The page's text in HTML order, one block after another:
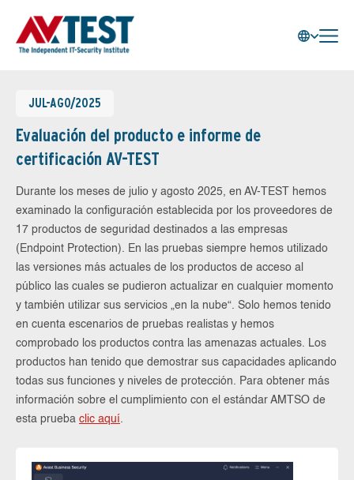
JUL-AGO/2025
Evaluación del producto e informe de
certificación AV-TEST
Durante los meses de julio y agosto 2025, en AV-TEST hemos
examinado la configuración establecida por los proveedores de
17 productos de seguridad destinados a las empresas
(Endpoint Protection). En las pruebas siempre hemos utilizado
las versiones más actuales de los productos de acceso al
público las cuales se pudieron actualizar en cualquier momento
y también utilizar sus servicios „en la nube“. Solo hemos tenido
en cuenta escenarios de pruebas realistas y hemos
comprobado los productos contra las amenazas actuales. Los
productos han tenido que demostrar sus capacidades aplicando
todas sus funciones y niveles de protección. Para obtener más
información sobre el cumplimiento con el estándar AMTSO de
esta prueba clic aquí.